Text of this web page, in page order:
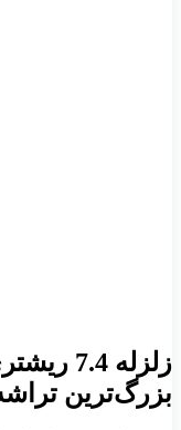
زلزله
بزرگ‌ترین